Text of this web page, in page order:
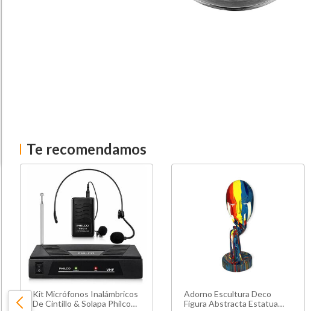
Te recomendamos
Kit Micrófonos Inalámbricos
De Cintillo & Solapa Philco
Adorno Escultura Deco
Figura Abstracta Estatua